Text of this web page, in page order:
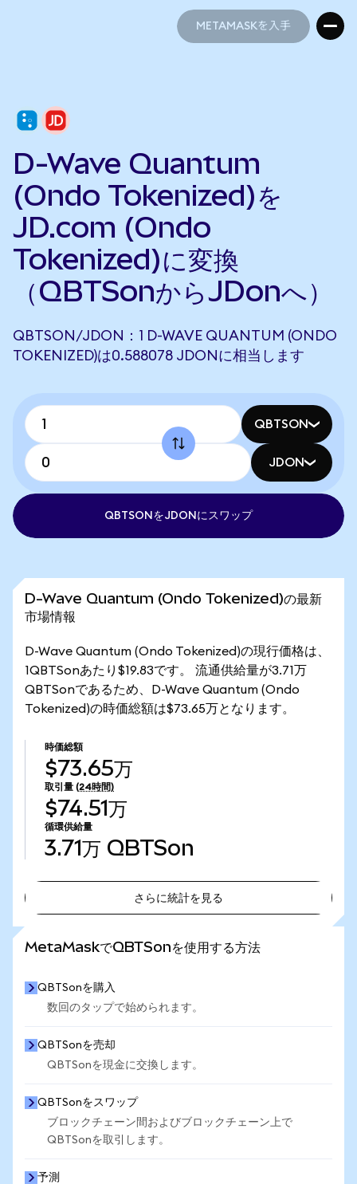
METAMASKを入手
D-Wave Quantum
(Ondo Tokenized)を
JD.com (Ondo
Tokenized)に変換
（QBTSonからJDonへ）
QBTSON/JDON：1 D-WAVE QUANTUM (ONDO
TOKENIZED)は0.588078 JDONに相当します
QBTSON
JDON
QBTSONをJDONにスワップ
D-Wave Quantum (Ondo Tokenized)の最新
市場情報
D-Wave Quantum (Ondo Tokenized)の現行価格は、
1QBTSonあたり$19.83です。 流通供給量が3.71万
QBTSonであるため、D-Wave Quantum (Ondo
Tokenized)の時価総額は$73.65万となります。
時価総額
$73.65万
取引量 (24時間)
$74.51万
循環供給量
3.71万 QBTSon
さらに統計を見る
MetaMaskでQBTSonを使用する方法
QBTSonを購入
数回のタップで始められます。
QBTSonを売却
QBTSonを現金に交換します。
QBTSonをスワップ
ブロックチェーン間およびブロックチェーン上で
QBTSonを取引します。
予測